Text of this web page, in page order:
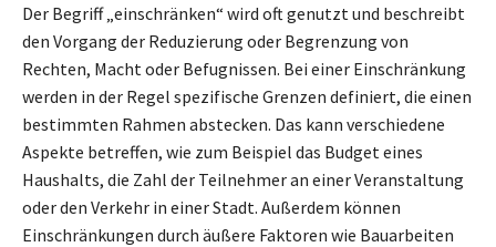
Der Begriff „einschränken“ wird oft genutzt und beschreibt
den Vorgang der Reduzierung oder Begrenzung von
Rechten, Macht oder Befugnissen. Bei einer Einschränkung
werden in der Regel spezifische Grenzen definiert, die einen
bestimmten Rahmen abstecken. Das kann verschiedene
Aspekte betreffen, wie zum Beispiel das Budget eines
Haushalts, die Zahl der Teilnehmer an einer Veranstaltung
oder den Verkehr in einer Stadt. Außerdem können
Einschränkungen durch äußere Faktoren wie Bauarbeiten